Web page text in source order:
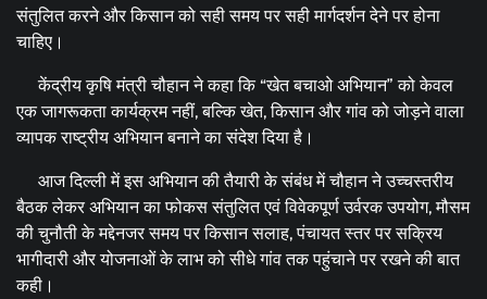
संतुलित करने और किसान को सही समय पर सही मार्गदर्शन देने पर होना
चाहिए।
केंद्रीय कृषि मंत्री चौहान ने कहा कि “खेत बचाओ अभियान” को केवल
एक जागरूकता कार्यक्रम नहीं, बल्कि खेत, किसान और गांव को जोड़ने वाला
व्यापक राष्ट्रीय अभियान बनाने का संदेश दिया है।
आज दिल्ली में इस अभियान की तैयारी के संबंध में चौहान ने उच्चस्तरीय
बैठक लेकर अभियान का फोकस संतुलित एवं विवेकपूर्ण उर्वरक उपयोग, मौसम
की चुनौती के मद्देनजर समय पर किसान सलाह, पंचायत स्तर पर सक्रिय
भागीदारी और योजनाओं के लाभ को सीधे गांव तक पहुंचाने पर रखने की बात
कही।